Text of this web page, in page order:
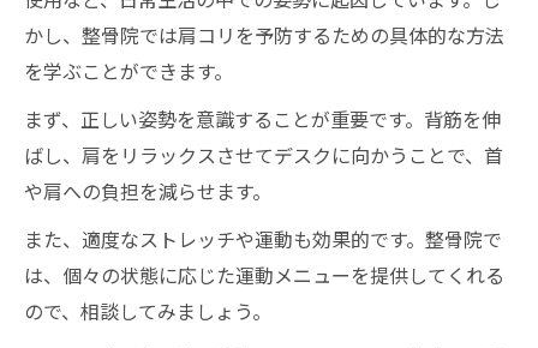
かし、整骨院では肩コリを予防するための具体的な方法
を学ぶことができます。
まず、正しい姿勢を意識することが重要です。背筋を伸
ばし、肩をリラックスさせてデスクに向かうことで、首
や肩への負担を減らせます。
また、適度なストレッチや運動も効果的です。整骨院で
は、個々の状態に応じた運動メニューを提供してくれる
ので、相談してみましょう。